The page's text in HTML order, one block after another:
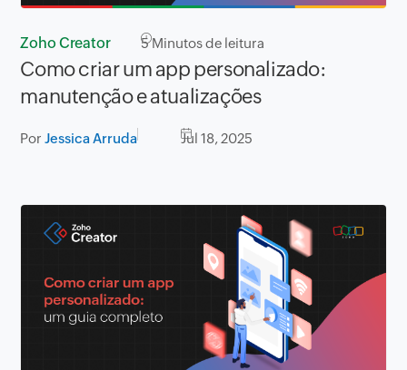
Zoho Creator 5Minutos de leitura
Como criar um app personalizado:
manutenção e atualizações
PorJessica Arruda Jul 18, 2025